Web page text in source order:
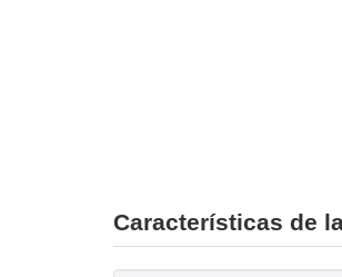
Características de